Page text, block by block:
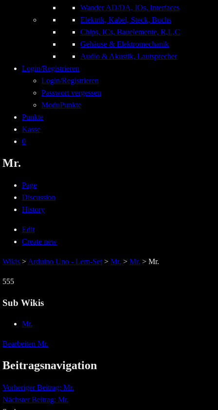
Wander AD/DA, IOs, Interfaces
Elektrik, Kabel, Steck, Buchs
Chips, ICs, Bauelemente, R,L,C
Gehäuse & Elektromechanik
Audio & Akustik, Lautsprecher
Login/Registrieren
Login/Registrieren
Passwort vergessen
ModuPunkte
Punkte
Kasse
0
Mr.
Page
Discussion
History
Edit
Create new
Wikis > Arduino Uno - Lern-Set > Mr. > Mr. > Mr.
555
Sub Wikis
Mr.
Bearbeiten Mr.
Beitragsnavigation
Vorheriger Beitrag: Mr.
Nächster Beitrag: Mr.